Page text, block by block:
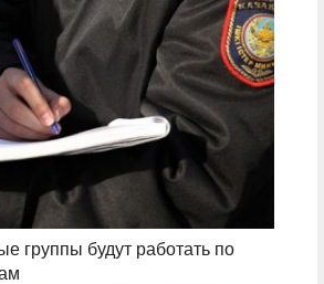
группы будут работать по